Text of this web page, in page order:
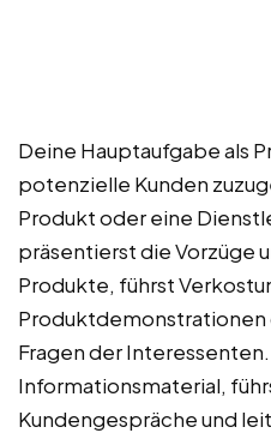
Deine Hauptaufgabe als
potenzielle Kunden
Produkt oder eine
präsentierst die Vorzüge
Produkte, führst
Fragen der
Informationsmaterial,
Kundengespräche und